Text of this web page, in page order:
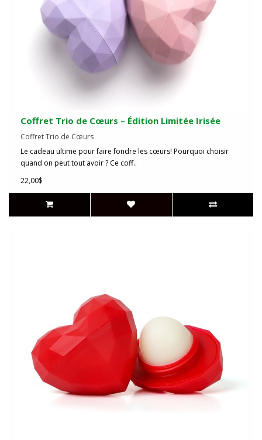
Coffret Trio de Cœurs – Édition Limitée Irisée
Coffret Trio de Cœurs
Le cadeau ultime pour faire fondre les cœurs! Pourquoi choisir
quand on peut tout avoir ? Ce coff..
22,00$